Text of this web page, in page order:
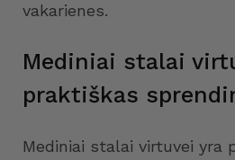
vakarienes.
Mediniai stalai
praktiškas
Mediniai stalai virtuvei yra